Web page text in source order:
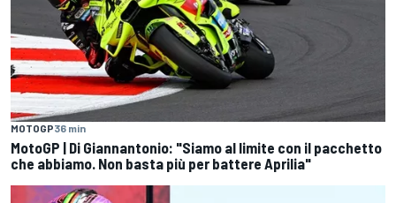
MOTOGP36 min
MotoGP | Di Giannantonio: "Siamo al limite con il pacchetto
che abbiamo. Non basta più per battere Aprilia"